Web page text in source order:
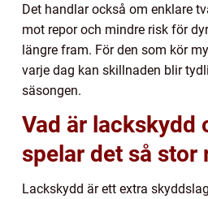
Det handlar också om enklare
mot repor och mindre risk för
längre fram. För den som kör
varje dag kan skillnaden blir
säsongen.
Vad är lackskydd
spelar det så stor
Lackskydd är ett extra